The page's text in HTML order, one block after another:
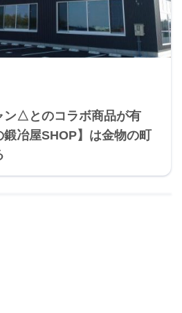
ン△とのコラボ商品が有
冶屋SHOP】は金物の町